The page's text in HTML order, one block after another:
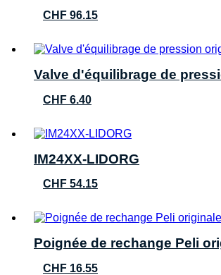
CHF 96.15
Valve d'équilibrage de
CHF 6.40
IM24XX-LIDORG
CHF 54.15
Poignée de rechange Peli
CHF 16.55